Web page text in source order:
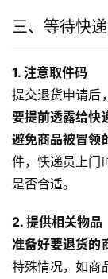
三、等待快
1. 注意取件码
提交退货申请后
要提前透露给快
避免商品被冒领
件，快递员上门
是否合适。
2. 提供相关物品
准备好要退货的
特殊情况，如商